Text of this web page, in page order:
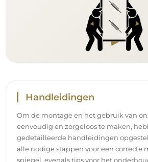
Volg ons en blijf op de